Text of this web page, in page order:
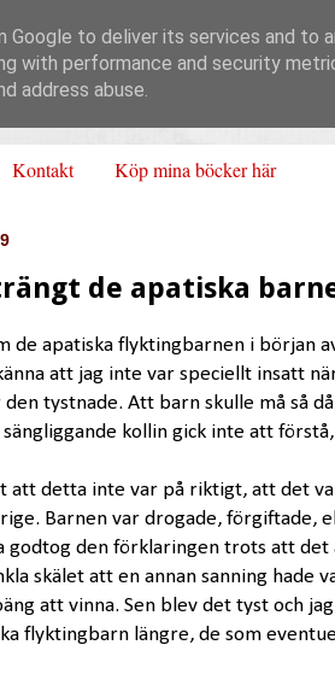
Kontakt Köp mina böcker här
de apatiska
de apatiska flyktingbarnen i början
att jag inte var speciellt insatt
tystnade. Att barn skulle må så
kollin gick inte att
att detta inte var på riktigt, att det
Barnen var drogade, förgiftade,
godtog den förklaringen trots att
skälet att en annan sanning hade
att vinna. Sen blev det tyst och
flyktingbarn längre, de som
Google to deliver its services and to
with performance and security
address abuse.